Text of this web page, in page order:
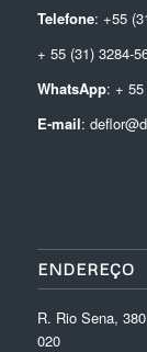
Telefone: +55
+ 55 (31) 3284-
WhatsApp: + 55
E-mail:
ENDEREÇO
R. Rio Sena,
020